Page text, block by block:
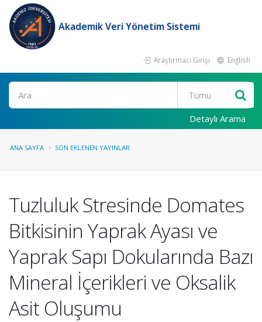
Akademik Veri Yönetim Sistemi
Araştırmacı Girişi English
Ara
Detaylı Arama
ANA SAYFA SON EKLENEN YAYINLAR
Tuzluluk Stresinde Domates
Bitkisinin Yaprak Ayası ve
Yaprak Sapı Dokularında Bazı
Mineral İçerikleri ve Oksalik
Asit Oluşumu